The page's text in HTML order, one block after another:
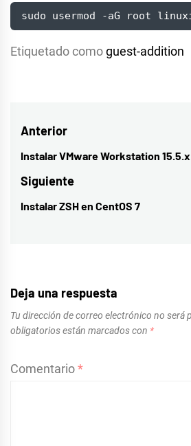
sudo usermod -aG root
Etiquetado comoguest-addition
Navegación
de
entradas
Anterior
Entrada
anterior:
Instalar VMware Workstation 15.5.x
Siguiente
Entrada
Instalar ZSH en CentOS 7
Deja una respuesta
Tu dirección de correo electrónico no será
obligatorios están marcados con *
Comentario*